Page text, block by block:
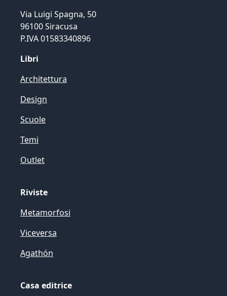
Via Luigi Spagna, 50
96100 Siracusa
P.IVA 01583340896
Libri
Architettura
Design
Scuole
Temi
Outlet
Riviste
Metamorfosi
Viceversa
Agathón
Casa editrice